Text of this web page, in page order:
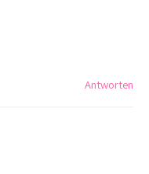
Antworten